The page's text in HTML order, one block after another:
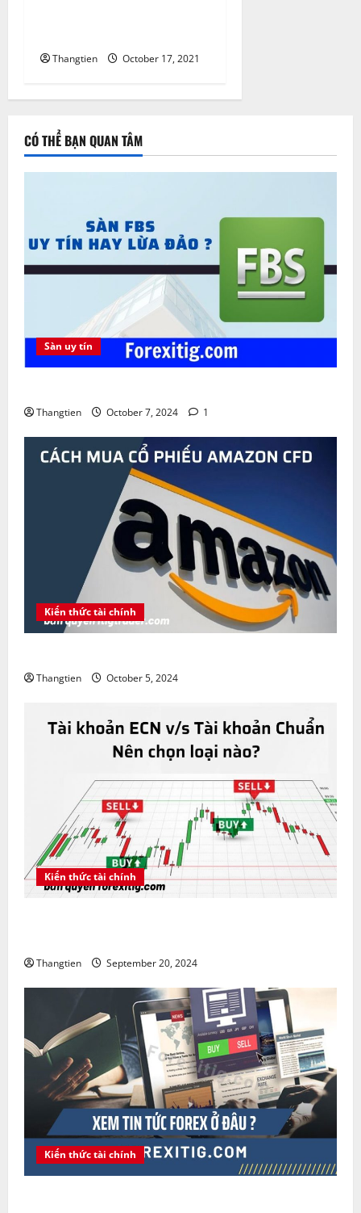
Thangtien October 17, 2021
CÓ THỂ BẠN QUAN TÂM
Sàn uy tín
Thangtien October 7, 2024 1
Kiến thức tài chính
Thangtien October 5, 2024
Kiến thức tài chính
Thangtien September 20, 2024
Kiến thức tài chính